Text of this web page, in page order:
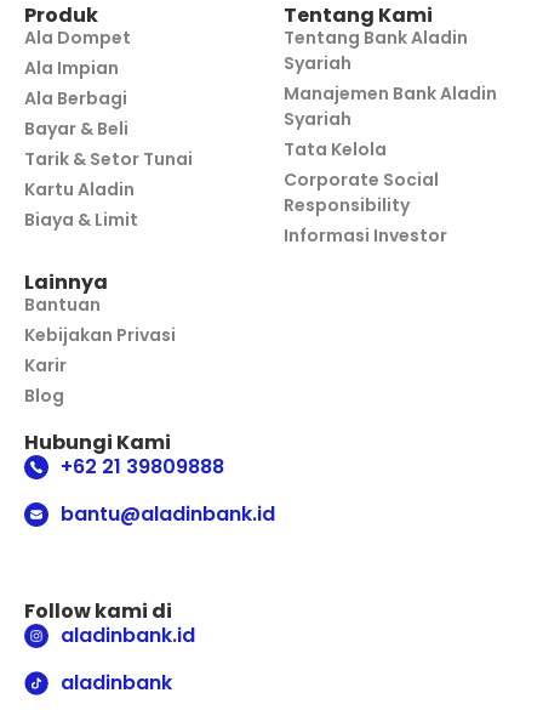
Produk
Ala Dompet
Ala Impian
Ala Berbagi
Bayar & Beli
Tarik & Setor Tunai
Kartu Aladin
Biaya & Limit
Tentang Kami
Tentang Bank Aladin
Syariah
Manajemen Bank Aladin
Syariah
Tata Kelola
Corporate Social
Responsibility
Informasi Investor
Lainnya
Bantuan
Kebijakan Privasi
Karir
Blog
Hubungi Kami
+62 21 39809888
bantu@aladinbank.id
Follow kami di
aladinbank.id
aladinbank